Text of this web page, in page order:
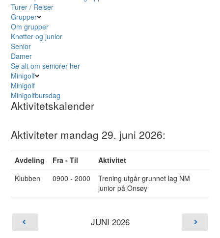
Turer / Reiser
Grupper
Om grupper
Knøtter og junior
Senior
Damer
Se alt om seniorer her
Minigolf
Minigolf
Minigolfbursdag
Aktivitetskalender
Aktiviteter mandag 29. juni 2026:
Avdeling Fra - Til
Aktivitet
Klubben
0900 - 2000
Trening utgår grunnet lag NM
junior på Onsøy
JUNI 2026